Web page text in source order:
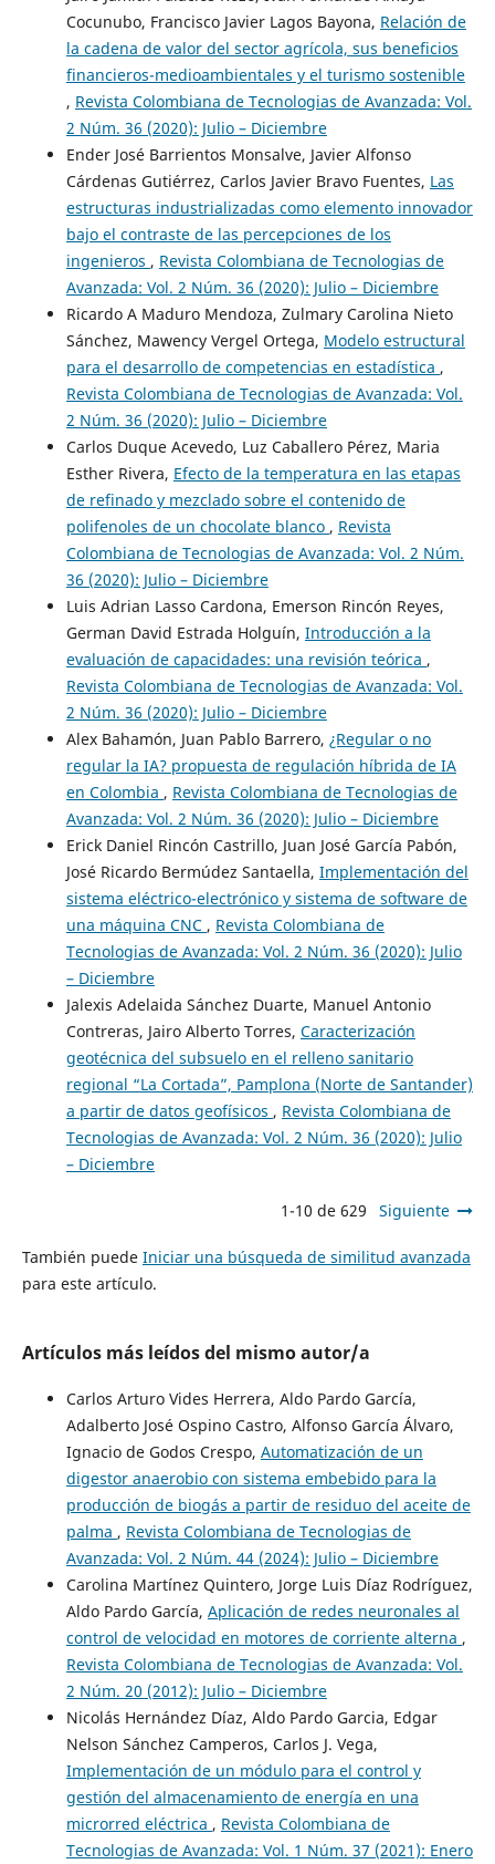
Cocunubo, Francisco Javier Lagos Bayona, Relación de
la cadena de valor del sector agrícola, sus beneficios
financieros-medioambientales y el turismo sostenible
, Revista Colombiana de Tecnologias de Avanzada: Vol.
2 Núm. 36 (2020): Julio – Diciembre
Ender José Barrientos Monsalve, Javier Alfonso
Cárdenas Gutiérrez, Carlos Javier Bravo Fuentes, Las
estructuras industrializadas como elemento innovador
bajo el contraste de las percepciones de los
ingenieros , Revista Colombiana de Tecnologias de
Avanzada: Vol. 2 Núm. 36 (2020): Julio – Diciembre
Ricardo A Maduro Mendoza, Zulmary Carolina Nieto
Sánchez, Mawency Vergel Ortega, Modelo estructural
para el desarrollo de competencias en estadística ,
Revista Colombiana de Tecnologias de Avanzada: Vol.
2 Núm. 36 (2020): Julio – Diciembre
Carlos Duque Acevedo, Luz Caballero Pérez, Maria
Esther Rivera, Efecto de la temperatura en las etapas
de refinado y mezclado sobre el contenido de
polifenoles de un chocolate blanco , Revista
Colombiana de Tecnologias de Avanzada: Vol. 2 Núm.
36 (2020): Julio – Diciembre
Luis Adrian Lasso Cardona, Emerson Rincón Reyes,
German David Estrada Holguín, Introducción a la
evaluación de capacidades: una revisión teórica ,
Revista Colombiana de Tecnologias de Avanzada: Vol.
2 Núm. 36 (2020): Julio – Diciembre
Alex Bahamón, Juan Pablo Barrero, ¿Regular o no
regular la IA? propuesta de regulación híbrida de IA
en Colombia , Revista Colombiana de Tecnologias de
Avanzada: Vol. 2 Núm. 36 (2020): Julio – Diciembre
Erick Daniel Rincón Castrillo, Juan José García Pabón,
José Ricardo Bermúdez Santaella, Implementación del
sistema eléctrico-electrónico y sistema de software de
una máquina CNC , Revista Colombiana de
Tecnologias de Avanzada: Vol. 2 Núm. 36 (2020): Julio
– Diciembre
Jalexis Adelaida Sánchez Duarte, Manuel Antonio
Contreras, Jairo Alberto Torres, Caracterización
geotécnica del subsuelo en el relleno sanitario
regional “La Cortada”, Pamplona (Norte de Santander)
a partir de datos geofísicos , Revista Colombiana de
Tecnologias de Avanzada: Vol. 2 Núm. 36 (2020): Julio
– Diciembre
1-10 de 629 Siguiente
También puede Iniciar una búsqueda de similitud avanzada
para este artículo.
Artículos más leídos del mismo autor/a
Carlos Arturo Vides Herrera, Aldo Pardo García,
Adalberto José Ospino Castro, Alfonso García Álvaro,
Ignacio de Godos Crespo, Automatización de un
digestor anaerobio con sistema embebido para la
producción de biogás a partir de residuo del aceite de
palma , Revista Colombiana de Tecnologias de
Avanzada: Vol. 2 Núm. 44 (2024): Julio – Diciembre
Carolina Martínez Quintero, Jorge Luis Díaz Rodríguez,
Aldo Pardo García, Aplicación de redes neuronales al
control de velocidad en motores de corriente alterna ,
Revista Colombiana de Tecnologias de Avanzada: Vol.
2 Núm. 20 (2012): Julio – Diciembre
Nicolás Hernández Díaz, Aldo Pardo Garcia, Edgar
Nelson Sánchez Camperos, Carlos J. Vega,
Implementación de un módulo para el control y
gestión del almacenamiento de energía en una
microrred eléctrica , Revista Colombiana de
Tecnologias de Avanzada: Vol. 1 Núm. 37 (2021): Enero